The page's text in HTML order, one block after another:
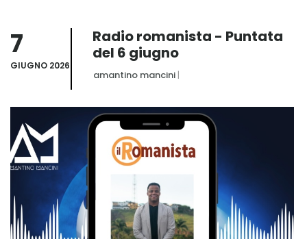
7
GIUGNO 2026
Radio romanista - Puntata
del 6 giugno
amantino mancini |